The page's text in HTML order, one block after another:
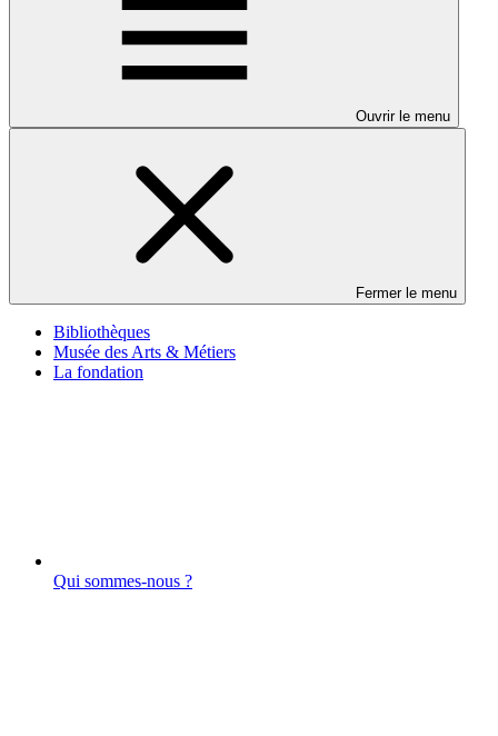
Ouvrir le menu
Fermer le menu
Bibliothèques
Musée des Arts & Métiers
La fondation
Qui sommes-nous ?